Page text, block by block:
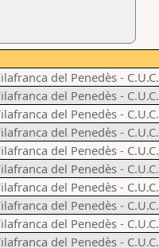
del Penedès - C.U.C.
del Penedès - C.U.C.
del Penedès - C.U.C.
del Penedès - C.U.C.
del Penedès - C.U.C.
del Penedès - C.U.C.
del Penedès - C.U.C.
del Penedès - C.U.C.
del Penedès - C.U.C.
del Penedès - C.U.C.